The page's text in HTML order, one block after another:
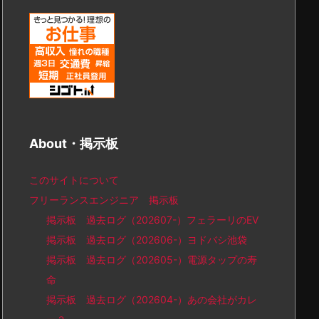
About・掲示板
このサイトについて
フリーランスエンジニア 掲示板
掲示板 過去ログ（202607-）フェラーリのEV
掲示板 過去ログ（202606-）ヨドバシ池袋
掲示板 過去ログ（202605-）電源タップの寿
命
掲示板 過去ログ（202604-）あの会社がカレ